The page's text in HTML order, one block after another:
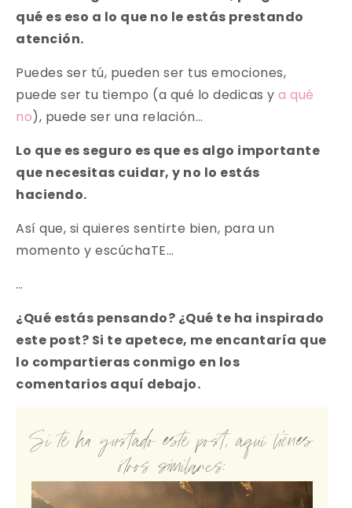
qué es eso a lo que no le estás prestando
atención.
Puedes ser tú, pueden ser tus emociones,
puede ser tu tiempo (a qué lo dedicas y a qué
no), puede ser una relación…
Lo que es seguro es que es algo importante
que necesitas cuidar, y no lo estás
haciendo.
Así que, si quieres sentirte bien, para un
momento y escúchaTE…
…
¿Qué estás pensando? ¿Qué te ha inspirado
este post? Si te apetece, me encantaría que
lo compartieras conmigo en los
comentarios aquí debajo.
Si te ha gustado este post, aquí tienes
otros similares: